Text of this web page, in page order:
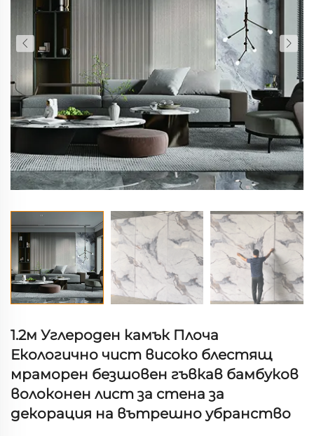
1.2м Углероден камък Плоча
Екологично чист високо блестящ
мраморен безшовен гъвкав бамбуков
волоконен лист за стена за
декорация на вътрешно убранство